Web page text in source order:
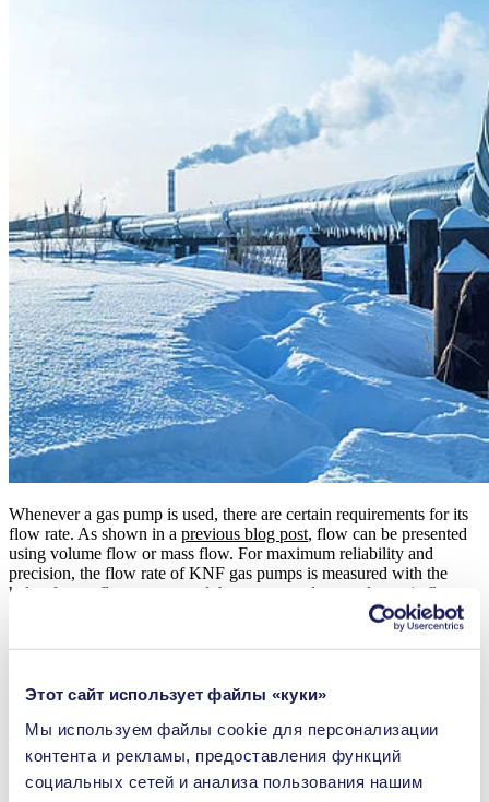
Этот сайт использует файлы «куки»
Мы используем файлы сookie для персонализации
контента и рекламы, предоставления функций
социальных сетей и анализа пользования нашим
Whenever a gas pump is used, there are certain requirements for its
flow rate. As shown in a previous blog post, flow can be presented
using volume flow or mass flow. For maximum reliability and
precision, the flow rate of KNF gas pumps is measured with the
help of mass flow meters and then converted to a volumetric flow.
This volumetric flow is specified in accordance with ISO 8778 at 20
°C (293.15 °K, 68 °F) and 1,000 mbar absolute (14.5 psi, 750.06
torr).
Real Life Implications
The specified conditions do not reflect the conditions that occur in
most applications. Imagine an application that requires a very
accurate mass flow of a gas. In this application, a tank filled with gas